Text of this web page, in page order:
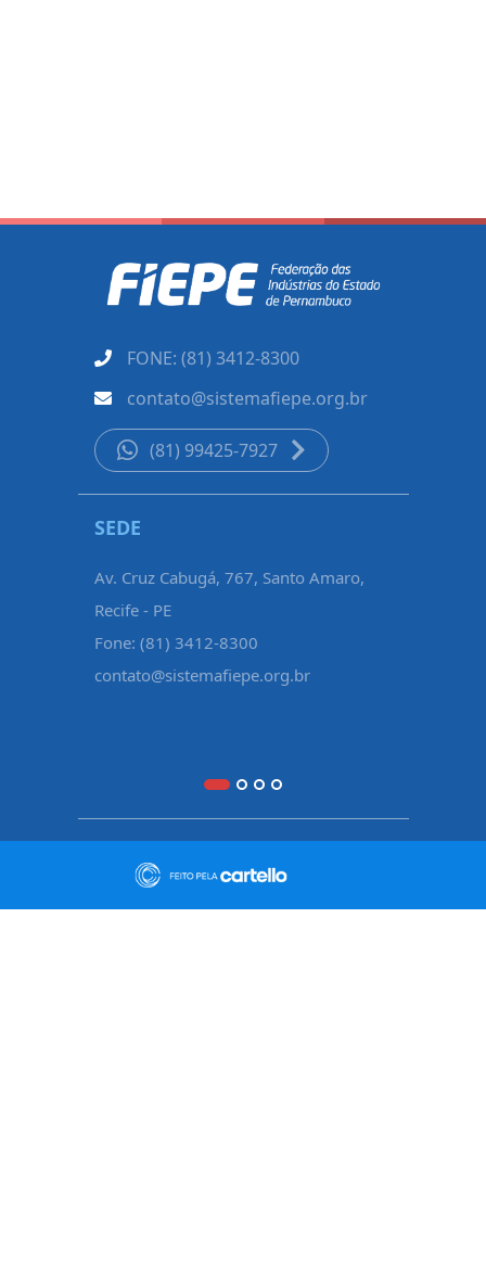
FONE: (81) 3412-8300
contato@sistemafiepe.org.br
(81) 99425-7927
SEDE
Av. Cruz Cabugá, 767, Santo Amaro,
Recife - PE
Fone: (81) 3412-8300
contato@sistemafiepe.org.br